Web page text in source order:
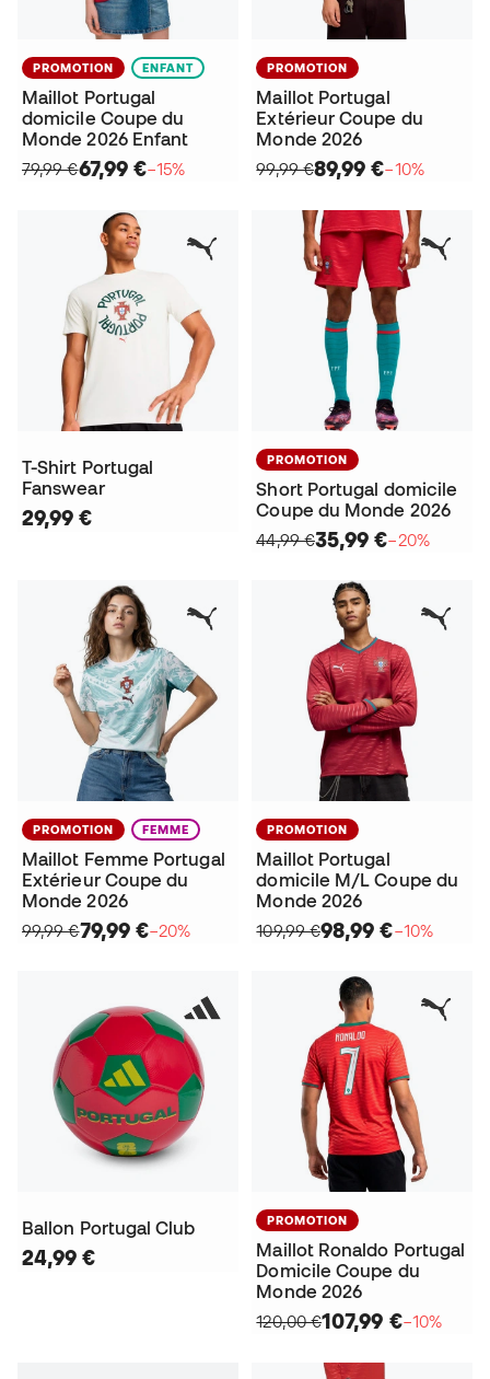
PROMOTION ENFANT
Maillot Portugal
domicile Coupe du
Monde 2026 Enfant
79,99 €67,99 €−15%
PROMOTION
Maillot Portugal
Extérieur Coupe du
Monde 2026
99,99 €89,99 €−10%
T-Shirt Portugal
Fanswear
29,99 €
PROMOTION
Short Portugal domicile
Coupe du Monde 2026
44,99 €35,99 €−20%
PROMOTION FEMME
Maillot Femme Portugal
Extérieur Coupe du
Monde 2026
99,99 €79,99 €−20%
PROMOTION
Maillot Portugal
domicile M/L Coupe du
Monde 2026
109,99 €98,99 €−10%
Ballon Portugal Club
24,99 €
PROMOTION
Maillot Ronaldo Portugal
Domicile Coupe du
Monde 2026
120,00 €107,99 €−10%